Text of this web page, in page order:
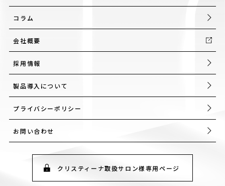
コラム
会社概要
採用情報
製品導入について
プライバシーポリシー
お問い合わせ
クリスティーナ取扱サロン様専用ページ